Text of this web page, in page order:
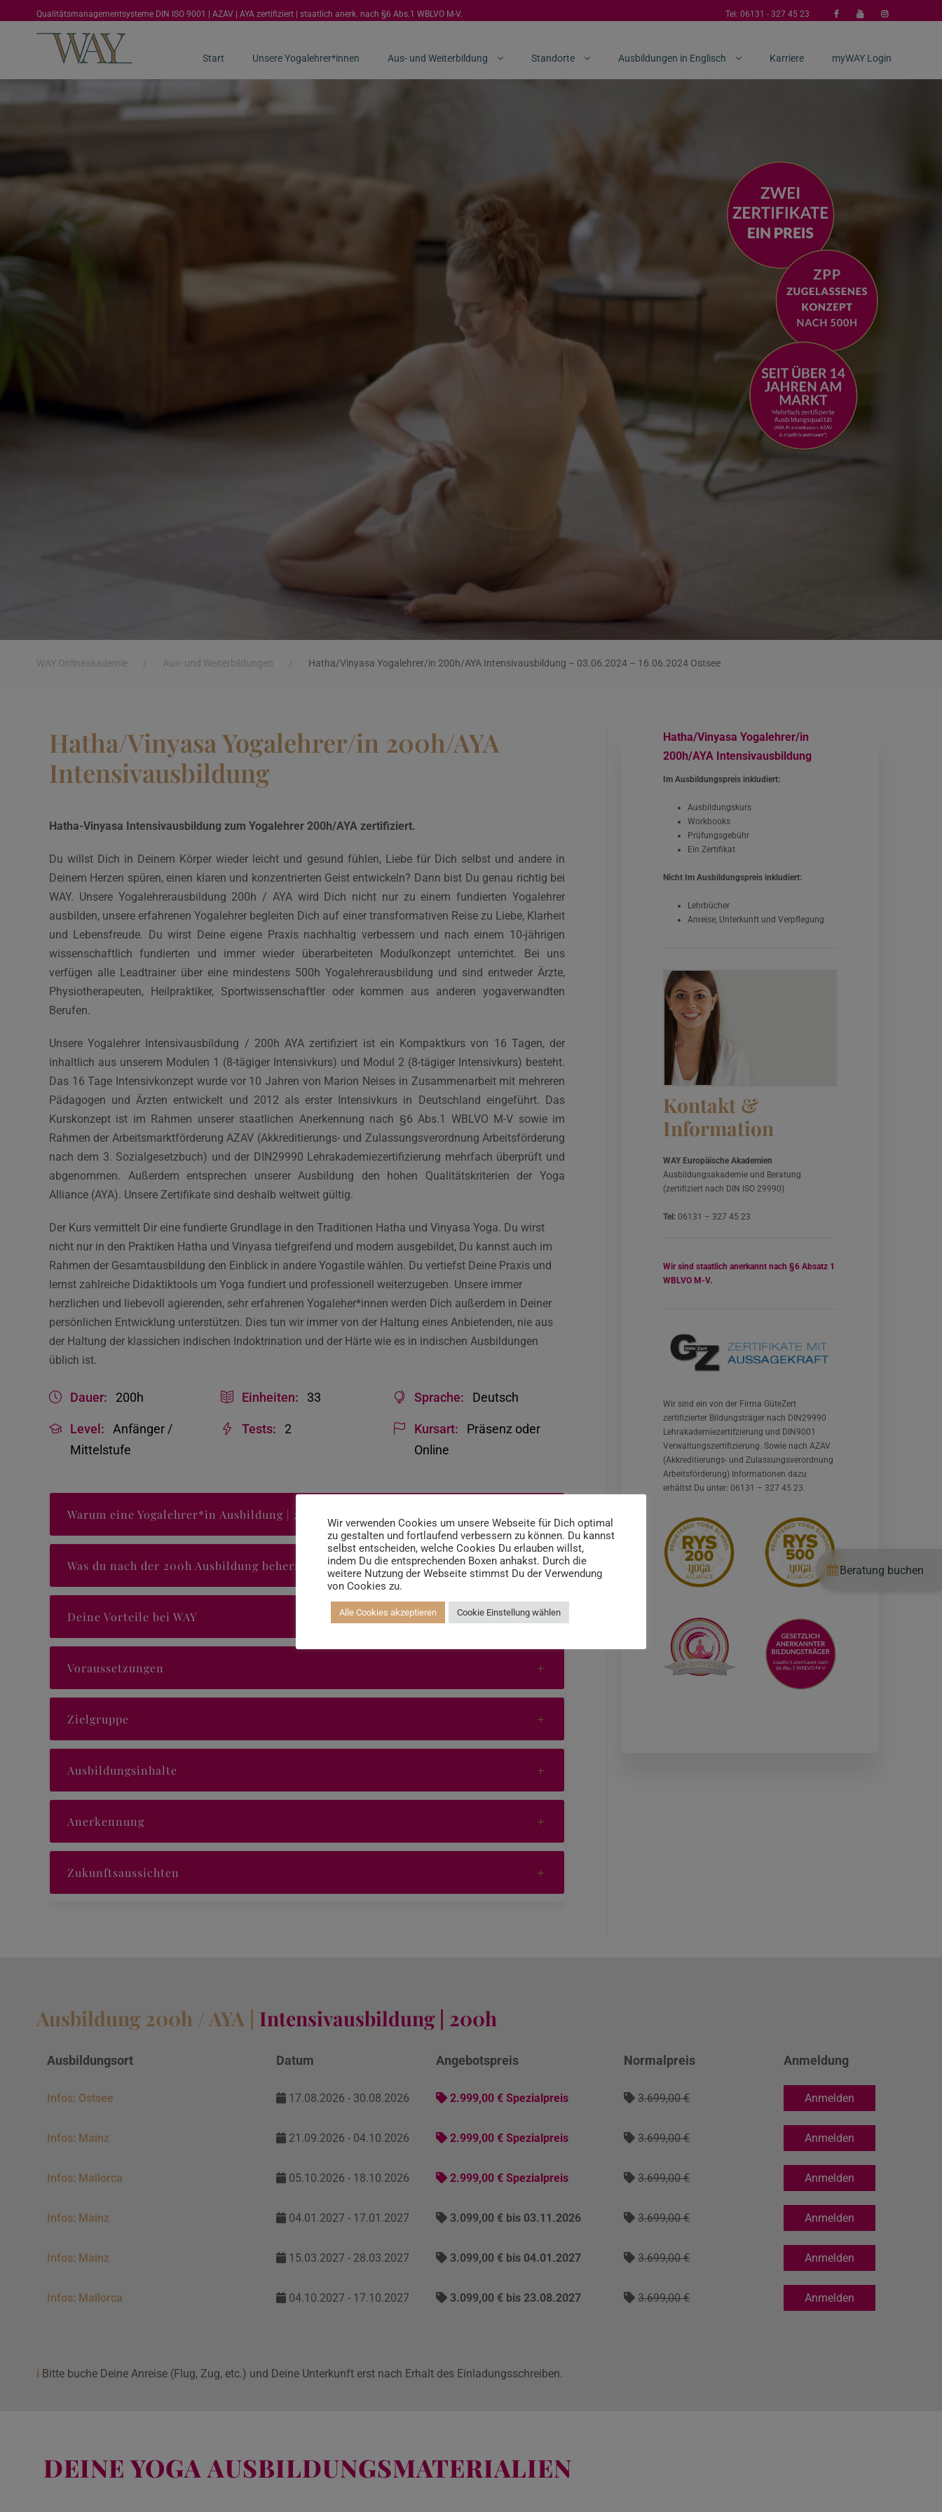
Qualitätsmanagementsysteme DIN ISO 9001 | AZAV | AYA zertifiziert | staatlich anerk. nach §6 Abs.1 WBLVO M-V. Tel: 06131 - 327 45 23
Start Unsere Yogalehrer*innen Aus- und Weiterbildung Standorte Ausbildungen in Englisch Karriere myWAY Login
WAY Onlineakademie / Aus- und Weiterbildungen / Hatha/Vinyasa Yogalehrer/in 200h/AYA Intensivausbildung – 03.06.2024 – 16.06.2024 Ostsee
Hatha/Vinyasa Yogalehrer/in 200h/AYA
Intensivausbildung
Hatha-Vinyasa Intensivausbildung zum Yogalehrer 200h/AYA zertifiziert.
Du willst Dich in Deinem Körper wieder leicht und gesund fühlen, Liebe für Dich selbst und andere in
Deinem Herzen spüren, einen klaren und konzentrierten Geist entwickeln? Dann bist Du genau richtig bei
WAY. Unsere Yogalehrerausbildung 200h / AYA wird Dich nicht nur zu einem fundierten Yogalehrer
ausbilden, unsere erfahrenen Yogalehrer begleiten Dich auf einer transformativen Reise zu Liebe, Klarheit
und Lebensfreude. Du wirst Deine eigene Praxis nachhaltig verbessern und nach einem 10-jährigen
wissenschaftlich fundierten und immer wieder überarbeiteten Modulkonzept unterrichtet. Bei uns
verfügen alle Leadtrainer über eine mindestens 500h Yogalehrerausbildung und sind entweder Ärzte,
Physiotherapeuten, Heilpraktiker, Sportwissenschaftler oder kommen aus anderen yogaverwandten
Berufen.
Unsere Yogalehrer Intensivausbildung / 200h AYA zertifiziert ist ein Kompaktkurs von 16 Tagen, der
inhaltlich aus unserem Modulen 1 (8-tägiger Intensivkurs) und Modul 2 (8-tägiger Intensivkurs) besteht.
Das 16 Tage Intensivkonzept wurde vor 10 Jahren von Marion Neises in Zusammenarbeit mit mehreren
Pädagogen und Ärzten entwickelt und 2012 als erster Intensivkurs in Deutschland eingeführt. Das
Kurskonzept ist im Rahmen unserer staatlichen Anerkennung nach §6 Abs.1 WBLVO M-V sowie im
Rahmen der Arbeitsmarktförderung AZAV (Akkreditierungs- und Zulassungsverordnung Arbeitsförderung
nach dem 3. Sozialgesetzbuch) und der DIN29990 Lehrakademiezertifizierung mehrfach überprüft und
abgenommen. Außerdem entsprechen unserer Ausbildung den hohen Qualitätskriterien der Yoga
Alliance (AYA). Unsere Zertifikate sind deshalb weltweit gültig.
Der Kurs vermittelt Dir eine fundierte Grundlage in den Traditionen Hatha und Vinyasa Yoga. Du wirst
nicht nur in den Praktiken Hatha und Vinyasa tiefgreifend und modern ausgebildet, Du kannst auch im
Rahmen der Gesamtausbildung den Einblick in andere Yogastile wählen. Du vertiefst Deine Praxis und
lernst zahlreiche Didaktiktools um Yoga fundiert und professionell weiterzugeben. Unsere immer
herzlichen und liebevoll agierenden, sehr erfahrenen Yogaleher*innen werden Dich außerdem in Deiner
persönlichen Entwicklung unterstützen. Dies tun wir immer von der Haltung eines Anbietenden, nie aus
der Haltung der klassichen indischen Indoktrination und der Härte wie es in indischen Ausbildungen
üblich ist.
Dauer: 200h Einheiten: 33 Sprache: Deutsch
Level:
Anfänger /
Mittelstufe
Tests: 2 Kursart:
Präsenz oder
Online
Warum eine Yogalehrer*in Ausbildung | 200h bei WAY?
Was du nach der 200h Ausbildung beherrschst
Deine Vorteile bei WAY
Voraussetzungen
Zielgruppe
Ausbildungsinhalte
Anerkennung
Zukunftsaussichten
Hatha/Vinyasa Yogalehrer/in
200h/AYA Intensivausbildung
Im Ausbildungspreis inkludiert:
Ausbildungskurs
Workbooks
Prüfungsgebühr
Ein Zertifikat
Nicht Im Ausbildungspreis inkludiert:
Lehrbücher
Anreise, Unterkunft und Verpflegung
Kontakt &
Information
WAY Europäische Akademien
Ausbildungsakademie und Beratung
(zertifiziert nach DIN ISO 29990)
Tel: 06131 – 327 45 23
Wir sind staatlich anerkannt nach §6 Absatz 1
WBLVO M-V.
Wir sind ein von der Firma GüteZert
zertifizierter Bildungsträger nach DIN29990
Lehrakademiezertifzierung und DIN9001
Verwaltungszertifizierung. Sowie nach AZAV
(Akkreditierungs- und Zulassungsverordnung
Arbeitsförderung) Informationen dazu
erhältst Du unter: 06131 – 327 45 23.
Ausbildung 200h / AYA | Intensivausbildung | 200h
Ausbildungsort Datum Angebotspreis Normalpreis Anmeldung
Infos: Ostsee 17.08.2026 - 30.08.2026 2.999,00 € Spezialpreis 3.699,00 € Anmelden
Infos: Mainz 21.09.2026 - 04.10.2026 2.999,00 € Spezialpreis 3.699,00 € Anmelden
Infos: Mallorca 05.10.2026 - 18.10.2026 2.999,00 € Spezialpreis 3.699,00 € Anmelden
Infos: Mainz 04.01.2027 - 17.01.2027 3.099,00 € bis 03.11.2026 3.699,00 € Anmelden
Infos: Mainz 15.03.2027 - 28.03.2027 3.099,00 € bis 04.01.2027 3.699,00 € Anmelden
Infos: Mallorca 04.10.2027 - 17.10.2027 3.099,00 € bis 23.08.2027 3.699,00 € Anmelden
i Bitte buche Deine Anreise (Flug, Zug, etc.) und Deine Unterkunft erst nach Erhalt des Einladungsschreiben.
DEINE YOGA AUSBILDUNGSMATERIALIEN
Wir verwenden Cookies um unsere Webseite für Dich optimal
zu gestalten und fortlaufend verbessern zu können. Du kannst
selbst entscheiden, welche Cookies Du erlauben willst,
indem Du die entsprechenden Boxen anhakst. Durch die
weitere Nutzung der Webseite stimmst Du der Verwendung
von Cookies zu.
Alle Cookies akzeptieren Cookie Einstellung wählen
Beratung buchen